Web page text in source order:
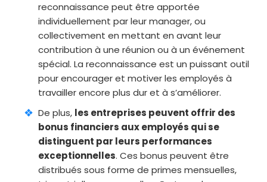
reconnaissance peut être apportée
individuellement par leur manager, ou
collectivement en mettant en avant leur
contribution à une réunion ou à un événement
spécial. La reconnaissance est un puissant outil
pour encourager et motiver les employés à
travailler encore plus dur et à s’améliorer.
De plus, les entreprises peuvent offrir des
bonus financiers aux employés qui se
distinguent par leurs performances
exceptionnelles. Ces bonus peuvent être
distribués sous forme de primes mensuelles,